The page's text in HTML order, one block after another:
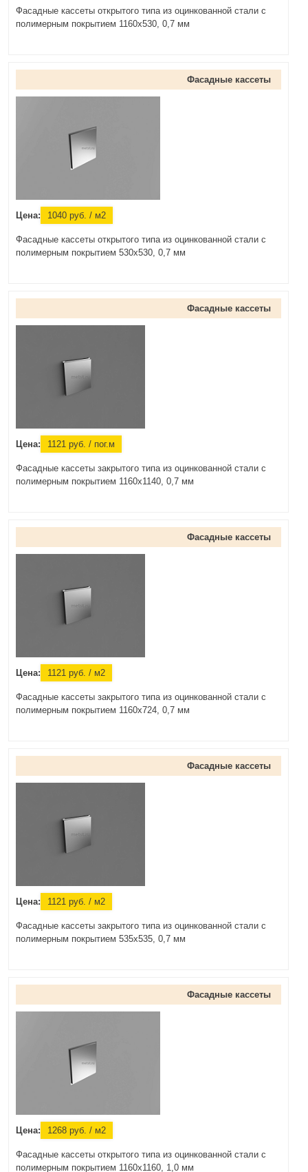
Фасадные кассеты открытого типа из оцинкованной стали с
полимерным покрытием 1160х530, 0,7 мм
Фасадные кассеты
Цена: 1040 руб. / м2
Фасадные кассеты открытого типа из оцинкованной стали с
полимерным покрытием 530х530, 0,7 мм
Фасадные кассеты
Цена: 1121 руб. / пог.м
Фасадные кассеты закрытого типа из оцинкованной стали с
полимерным покрытием 1160х1140, 0,7 мм
Фасадные кассеты
Цена: 1121 руб. / м2
Фасадные кассеты закрытого типа из оцинкованной стали с
полимерным покрытием 1160х724, 0,7 мм
Фасадные кассеты
Цена: 1121 руб. / м2
Фасадные кассеты закрытого типа из оцинкованной стали с
полимерным покрытием 535х535, 0,7 мм
Фасадные кассеты
Цена: 1268 руб. / м2
Фасадные кассеты открытого типа из оцинкованной стали с
полимерным покрытием 1160х1160, 1,0 мм